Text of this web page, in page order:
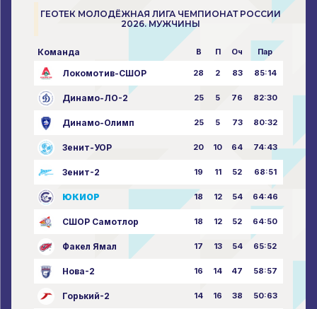
ГЕОТЕК МОЛОДЁЖНАЯ ЛИГА ЧЕМПИОНАТ РОССИИ
2026. МУЖЧИНЫ
Команда В П Оч Пар
Локомотив-СШОР 28 2 83 85:14
Динамо-ЛО-2 25 5 76 82:30
Динамо-Олимп 25 5 73 80:32
Зенит-УОР 20 10 64 74:43
Зенит-2 19 11 52 68:51
ЮКИОР 18 12 54 64:46
СШОР Самотлор 18 12 52 64:50
Факел Ямал 17 13 54 65:52
Нова-2 16 14 47 58:57
Горький-2 14 16 38 50:63